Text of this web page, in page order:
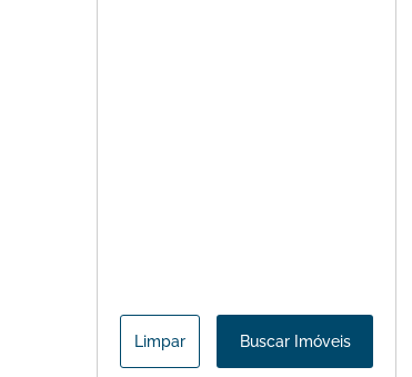
Limpar Buscar Imóveis